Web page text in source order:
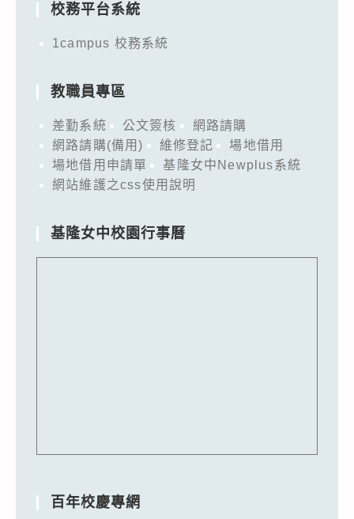
校務平台系統
1campus 校務系統
教職員專區
差勤系統 公文簽核
網路請購
網路請購(備用)
維修登記
場地借用
場地借用申請單
基隆女中Newplus系統
網站維護之css使用說明
基隆女中校園行事曆
百年校慶專網